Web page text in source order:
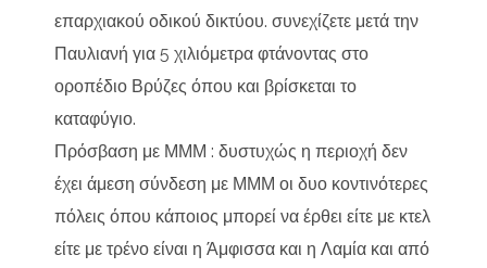
επαρχιακού οδικού δικτύου. συνεχίζετε μετά την
Παυλιανή για 5 χιλιόμετρα φτάνοντας στο
οροπέδιο Βρύζες όπου και βρίσκεται το
καταφύγιο.
Πρόσβαση με ΜΜΜ : δυστυχώς η περιοχή δεν
έχει άμεση σύνδεση με ΜΜΜ οι δυο κοντινότερες
πόλεις όπου κάποιος μπορεί να έρθει είτε με κτελ
είτε με τρένο είναι η Άμφισσα και η Λαμία και από